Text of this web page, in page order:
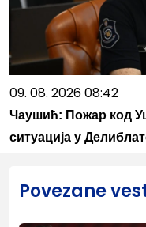
09. 08. 2026 08:42
Чаушић: Пожар код
ситуација у
Povezane